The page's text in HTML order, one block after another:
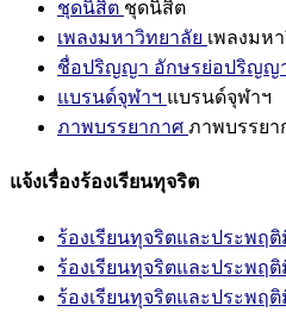
ชุดนิสิต ชุดนิสิต
เพลงมหาวิทยาลัย เพลงมห
ชื่อปริญญา อักษรย่อปริญญ
แบรนด์จุฬาฯ แบรนด์จุฬาฯ
ภาพบรรยากาศ ภาพบรรยา
แจ้งเรื่องร้องเรียนทุจริต
ร้องเรียนทุจริตและประพฤ
ร้องเรียนทุจริตและประพฤ
ร้องเรียนทุจริตและประพฤ